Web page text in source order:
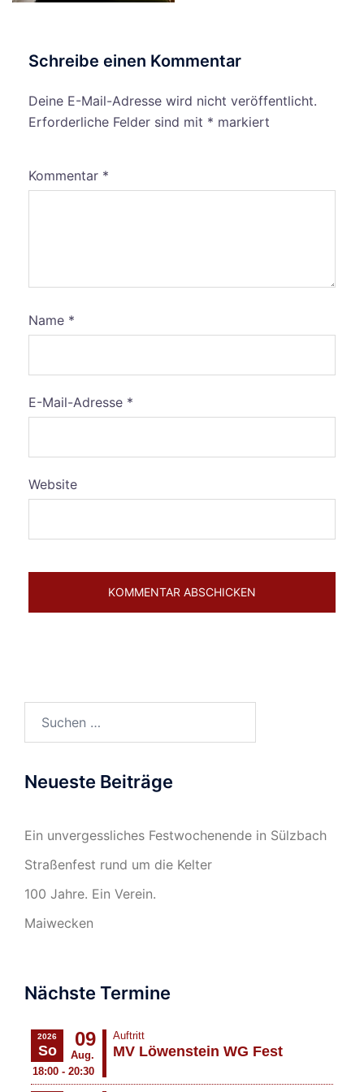
Schreibe einen Kommentar
Deine E-Mail-Adresse wird nicht veröffentlicht.
Erforderliche Felder sind mit * markiert
Kommentar *
Name *
E-Mail-Adresse *
Website
Neueste Beiträge
Ein unvergessliches Festwochenende in Sülzbach
Straßenfest rund um die Kelter
100 Jahre. Ein Verein.
Maiwecken
Nächste Termine